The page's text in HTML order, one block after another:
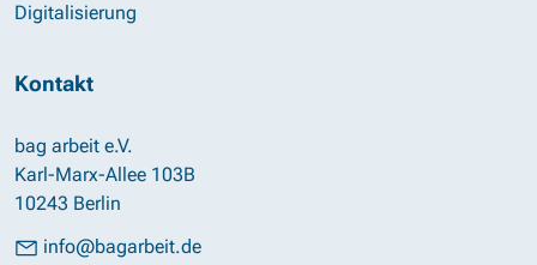
Digitalisierung
Kontakt
bag arbeit e.V.
Karl-Marx-Allee 103B
10243 Berlin
info@bagarbeit.de